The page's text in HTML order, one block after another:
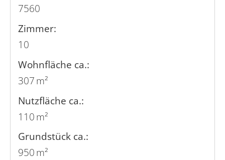
7560
Zimmer:
10
Wohnfläche ca.:
307 m²
Nutzfläche ca.:
110 m²
Grund­stück ca.:
950 m²